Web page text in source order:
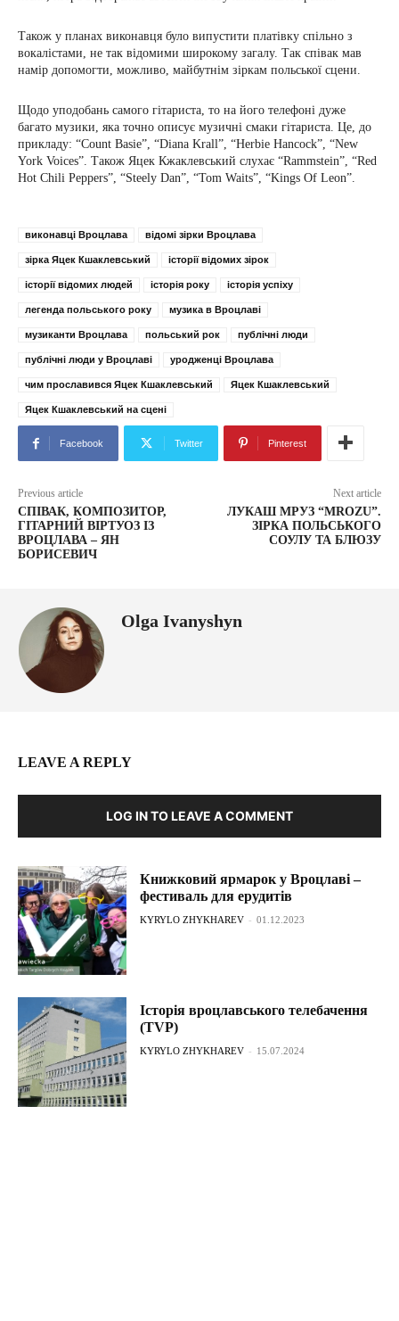
Також у планах виконавця було випустити платівку спільно з
вокалістами, не так відомими широкому загалу. Так співак мав
намір допомогти, можливо, майбутнім зіркам польської сцени.
Щодо уподобань самого гітариста, то на його телефоні дуже
багато музики, яка точно описує музичні смаки гітариста. Це, до
прикладу: “Count Basie”, “Diana Krall”, “Herbie Hancock”, “New
York Voices”. Також Яцек Кжаклевський слухає “Rammstein”, “Red
Hot Chili Peppers”, “Steely Dan”, “Tom Waits”, “Kings Of Leon”.
виконавці Вроцлава відомі зірки Вроцлава
зірка Яцек Кшаклевський історії відомих зірок
історії відомих людей історія року історія успіху
легенда польського року музика в Вроцлаві
музиканти Вроцлава польський рок публічні люди
публічні люди у Вроцлаві уродженці Вроцлава
чим прославився Яцек Кшаклевський Яцек Кшаклевський
Яцек Кшаклевський на сцені
Facebook Twitter Pinterest
Previous article
СПІВАК, КОМПОЗИТОР,
ГІТАРНИЙ ВІРТУОЗ ІЗ
ВРОЦЛАВА – ЯН
БОРИСЕВИЧ
Next article
ЛУКАШ МРУЗ “MROZU”.
ЗІРКА ПОЛЬСЬКОГО
СОУЛУ ТА БЛЮЗУ
Olga Ivanyshyn
LEAVE A REPLY
LOG IN TO LEAVE A COMMENT
Книжковий ярмарок у Вроцлаві –
фестиваль для ерудитів
KYRYLO ZHYKHAREV - 01.12.2023
Історія вроцлавського телебачення
(TVP)
KYRYLO ZHYKHAREV - 15.07.2024